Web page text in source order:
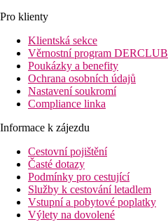
Pro klienty
Klientská sekce
Věrnostní program DERCLUB
Poukázky a benefity
Ochrana osobních údajů
Nastavení soukromí
Compliance linka
Informace k zájezdu
Cestovní pojištění
Časté dotazy
Podmínky pro cestující
Služby k cestování letadlem
Vstupní a pobytové poplatky
Výlety na dovolené